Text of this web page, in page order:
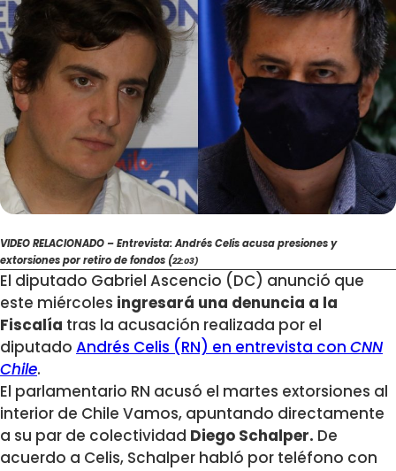
VIDEO RELACIONADO – Entrevista: Andrés Celis acusa presiones y
extorsiones por retiro de fondos (22:03)
El diputado Gabriel Ascencio (DC) anunció que
este miércoles ingresará una denuncia a la
Fiscalía tras la acusación realizada por el
diputado Andrés Celis (RN) en entrevista con CNN
Chile.
El parlamentario RN acusó el martes extorsiones al
interior de Chile Vamos, apuntando directamente
a su par de colectividad Diego Schalper. De
acuerdo a Celis, Schalper habló por teléfono con